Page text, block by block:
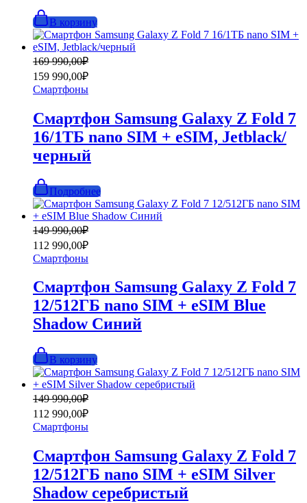
В корзину
169 990,00₽
Первоначальная
цена
составляла
169
159 990,00₽
Текущая
цена:
159
990,00₽.
Смартфоны
Смартфон Samsung Galaxy Z Fold 7
16/1ТБ nano SIM + eSIM, Jetblack/
черный
Подробнее
149 990,00₽
Первоначальная
цена
составляла
149
990,00₽.
112 990,00₽
Текущая
цена:
112
990,00₽.
Смартфоны
Смартфон Samsung Galaxy Z Fold 7
12/512ГБ nano SIM + eSIM Blue
Shadow Синий
В корзину
149 990,00₽
Первоначальная
цена
составляла
149
112 990,00₽
Текущая
цена:
112
990,00₽.
Смартфоны
Смартфон Samsung Galaxy Z Fold 7
12/512ГБ nano SIM + eSIM Silver
Shadow серебристый